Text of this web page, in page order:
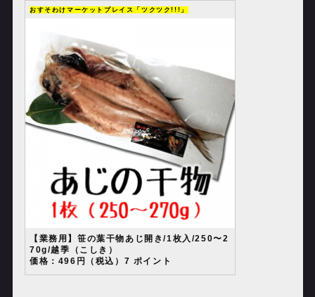
おすそわけマーケットプレイス「ツクツク!!!」
【業務用】笹の葉干物あじ開き/1枚入/250〜2
70g/越季（こしき）
価格：496円（税込）7 ポイント